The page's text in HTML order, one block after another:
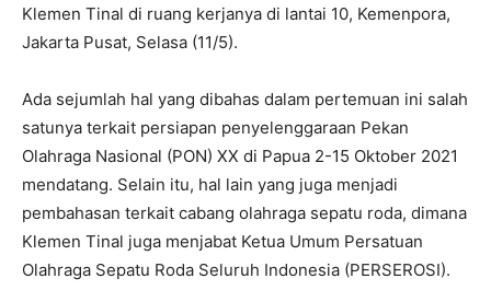
Klemen Tinal di ruang kerjanya di lantai 10, Kemenpora,
Jakarta Pusat, Selasa (11/5).
Ada sejumlah hal yang dibahas dalam pertemuan ini salah
satunya terkait persiapan penyelenggaraan Pekan
Olahraga Nasional (PON) XX di Papua 2-15 Oktober 2021
mendatang. Selain itu, hal lain yang juga menjadi
pembahasan terkait cabang olahraga sepatu roda, dimana
Klemen Tinal juga menjabat Ketua Umum Persatuan
Olahraga Sepatu Roda Seluruh Indonesia (PERSEROSI).